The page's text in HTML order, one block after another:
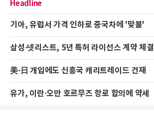
Headline
기아, 유럽서 가격 인하로 중국차에 '맞불'
삼성·넷리스트, 5년 특허 라이선스 계약 체결
美·日 개입에도 신흥국 캐리트레이드 건재
유가, 이란·오만 호르무즈 항로 합의에 약세